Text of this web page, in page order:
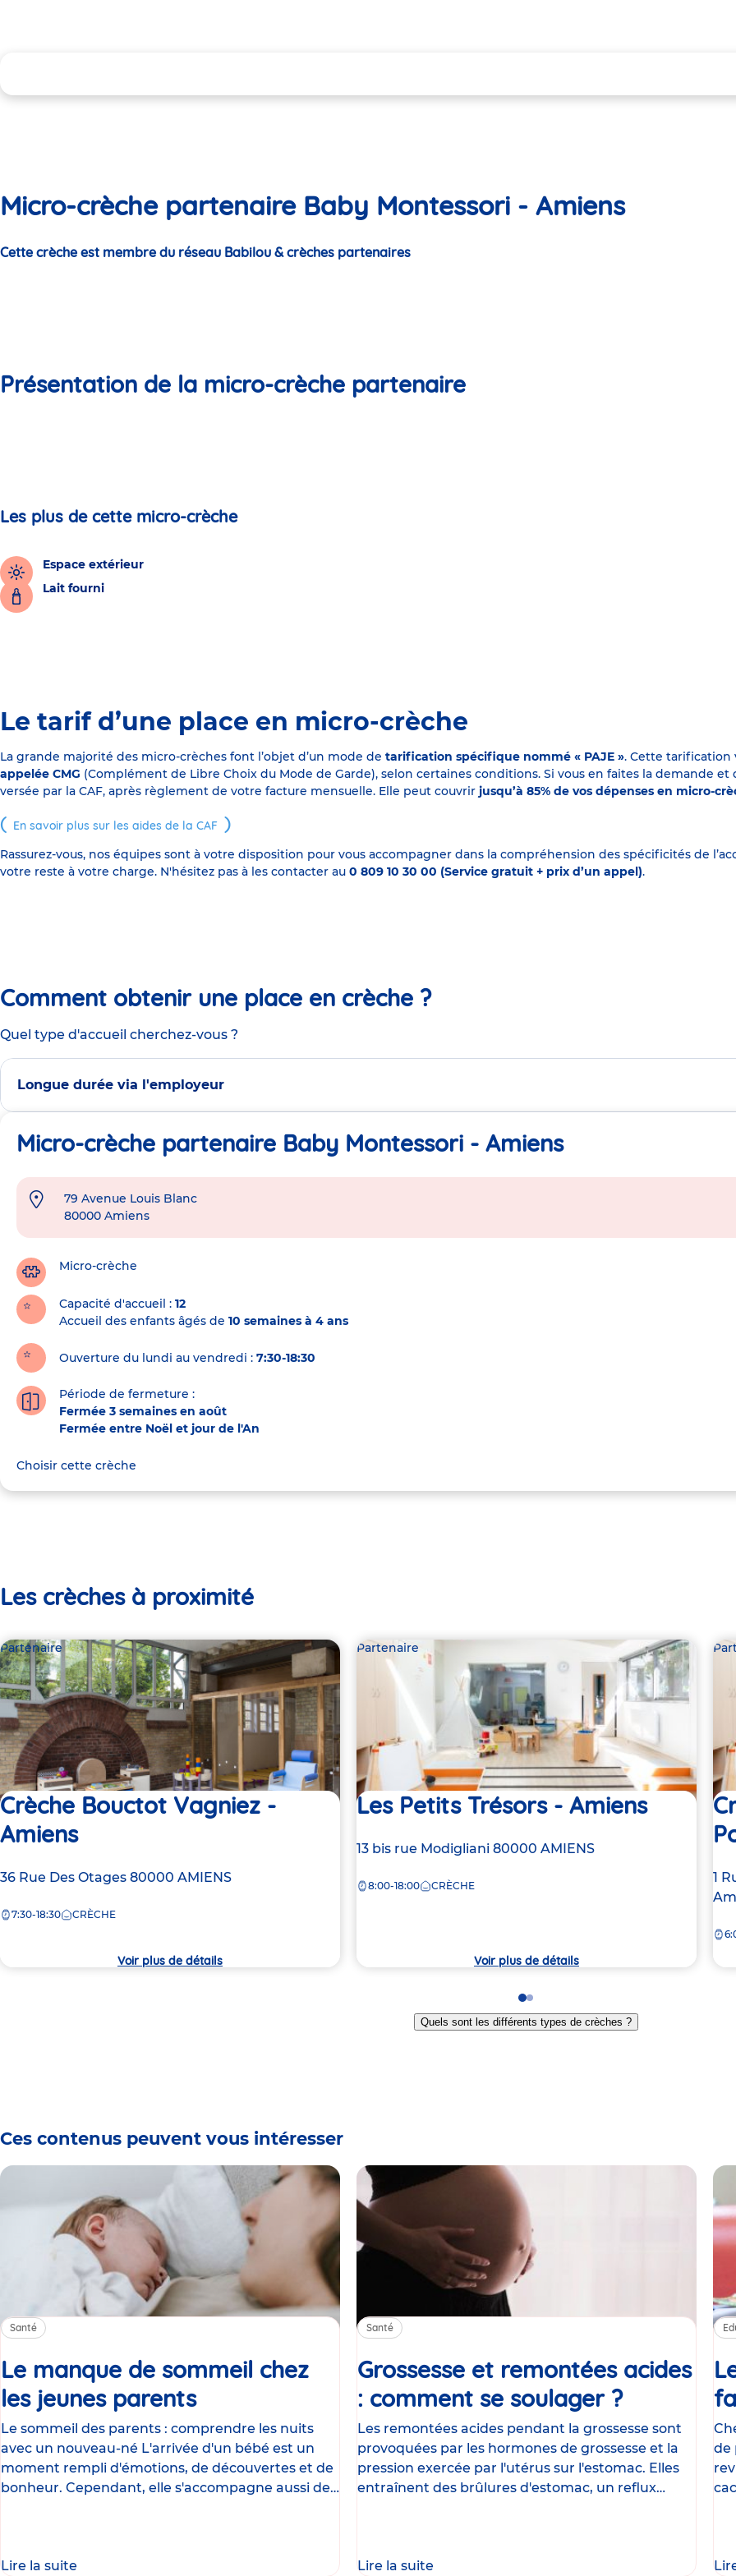
Micro-crèche partenaire Baby Montessori - Amiens
Cette crèche est membre du réseau Babilou & crèches partenaires
Présentation de la micro-crèche partenaire
Les plus de cette micro-crèche
Espace extérieur
Lait fourni
Le tarif d’une place en micro-crèche
La grande majorité des micro-crèches font l’objet d’un mode de tarification spécifique nommé « PAJE ». Cette tarification
appelée CMG (Complément de Libre Choix du Mode de Garde), selon certaines conditions. Si vous en faites la demande
versée par la CAF, après règlement de votre facture mensuelle. Elle peut couvrir jusqu’à 85% de vos dépenses en micro-
En savoir plus sur les aides de la CAF
Rassurez-vous, nos équipes sont à votre disposition pour vous accompagner dans la compréhension des spécificités de
votre reste à votre charge. N'hésitez pas à les contacter au 0 809 10 30 00 (Service gratuit + prix d’un appel).
Comment obtenir une place en crèche ?
Quel type d'accueil cherchez-vous ?
Longue durée via l'employeur
Micro-crèche partenaire Baby Montessori - Amiens
Adresse
crèche
79 Avenue Louis Blanc
80000 Amiens
Micro-crèche
Capacité d'accueil
12
Accueil des enfants âgés de 10 semaines à 4 ans
Ouverture du lundi au vendredi : 7:30-18:30
Période de fermeture :
Fermée 3 semaines en août
Fermée entre Noël et jour de l'An
Choisir cette crèche
Les crèches à proximité
Partenaire
Crèche Bouctot Vagniez -
Amiens
Adresse
la
36 Rue Des Otages 80000 AMIENS
7:30-18:30 CRÈCHE
Voir plus de détails
Partenaire
Les Petits Trésors - Amiens
Adresse
la
13 bis rue Modigliani 80000 AMIENS
8:00-18:00 CRÈCHE
Voir plus de détails
de
1
Go
to
slide
Go
to
slide
Quels sont les différents types de crèches ?
Ces contenus peuvent vous intéresser
Santé
Le manque de sommeil chez
les jeunes parentsArticle
Le sommeil des parents : comprendre les nuits
avec un nouveau-né L'arrivée d'un bébé est un
moment rempli d'émotions, de découvertes et de
bonheur. Cependant, elle s'accompagne aussi de
Lire la suite
Santé
Grossesse et remontées acides
: comment se soulager ?Article
Les remontées acides pendant la grossesse sont
provoquées par les hormones de grossesse et la
pression exercée par l'utérus sur l'estomac. Elles
entraînent des brûlures d'estomac, un reflux
Lire la suite
de